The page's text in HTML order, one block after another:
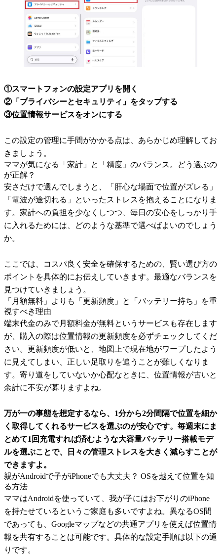
①スマートフォンの設定アプリを開く
②「プライバシーとセキュリティ」をタップする
③位置情報サービスをオンにする
この設定の管理に手間がかかる点は、あらかじめ理解してお
きましょう。
ママが気になる「家計」と「精度」のバランス。どう選ぶの
が正解？
安さだけで選んでしまうと、「肝心な場面で位置がズレる」
「電波が途切れる」といったストレスを抱えることになりま
す。家計への負担を少なくしつつ、毎日の安心をしっかり手
に入れるためには、どのような基準で選べばよいのでしょう
か。
ここでは、コスパ良く安全を確保するための、賢い選び方の
ポイントを具体的にお伝えしていきます。最適なバランスを
見つけていきましょう。
「月額無料」よりも「更新頻度」と「バッテリー持ち」を重
視すべき理由
端末代金のみで月額料金が無料というサービスも存在します
が、購入の際は位置情報の更新頻度を必ずチェックしてくだ
さい。更新頻度が低いと、地図上で現在地がワープしたよう
に見えてしまい、正しい足取りを追うことが難しくなりま
す。寄り道をしていないか心配なときに、位置情報が古いと
余計に不安が募りますよね。
万が一の事態を想定するなら、1分から2分間隔で位置を細か
く取得してくれるサービスを選ぶのが安心です。毎週末にま
とめて1回充電すれば済むような大容量バッテリー搭載モデ
ルを選ぶことで、日々の管理ストレスを大きく減らすことが
できますよ。
親がAndroidで子がiPhoneでも大丈夫？ OSを越えて位置を知
る方法
ママはAndroidを使っていて、我が子にはお下がりのiPhone
を持たせているというご家庭も多いですよね。異なるOS間
であっても、Googleマップなどの共通アプリを使えば位置情
報を共有することは可能です。具体的な設定手順は以下の通
りです。